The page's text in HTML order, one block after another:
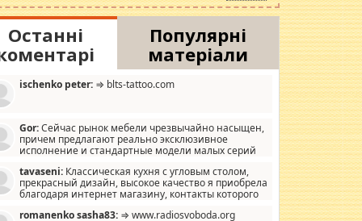
Останні
Популярні
матеріали
ischenko peter: ⇒ blts-tattoo.com
Gor:Сейчас рынок мебели чрезвычайно насыщен,
причем предлагают реально эксклюзивное
исполнение и стандартные модели малых серий
мало походит на стандартные формы, в MebelOk,
и что главное - со вкусом все в порядке,
ненужных наворотов удорожающих мебель, а это не
tavaseni: Классическая кухня с угловым столом,
прекрасный дизайн, высокое качество я приобрела
благодаря интернет магазину, контакты которого
romanenko sasha83: ⇒ www.radiosvoboda.org